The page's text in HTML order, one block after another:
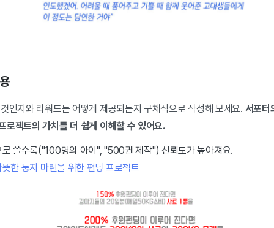
인지와 리워드는 어떻게 제공되는지 구체적으로 작성해 보세요. 서포터
로젝트의 가치를 더 쉽게 이해할 수 있어요.
로 쓸수록("100명의 아이", "500권 제작") 신뢰도가 높아져요.
한 둥지 마련을 위한 펀딩 프로젝트